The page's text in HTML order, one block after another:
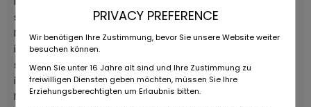
sostituito convertendolo in idraulico.
Nel 2019 la vettura è stata sottoposta a un
importante intervento di manutenzione e il motore è
stato completamente revisionato da uno specialista
in Italia.
Nel giugno 2024 la vettura è stata nuovamente
PRIVACY PREFERENCE
Wir benötigen Ihre Zustimmung, bevor Sie unsere Website weiter
besuchen können.
Wenn Sie unter 16 Jahre alt sind und Ihre Zustimmung zu
freiwilligen Diensten geben möchten, müssen Sie Ihre
Erziehungsberechtigten um Erlaubnis bitten.